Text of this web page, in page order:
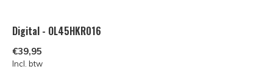
Digital - OL45HKR016
€39,95
Incl. btw